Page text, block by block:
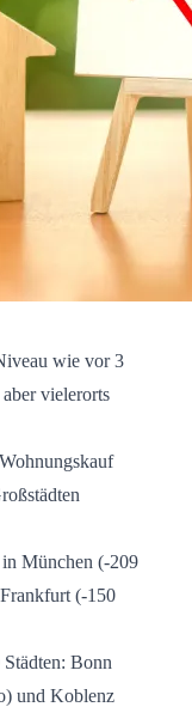
wie vor 3
vielerorts
München (-209
(-150
Bonn
und Koblenz